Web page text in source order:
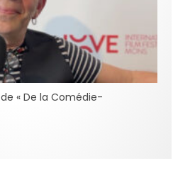
« De la Comédie-